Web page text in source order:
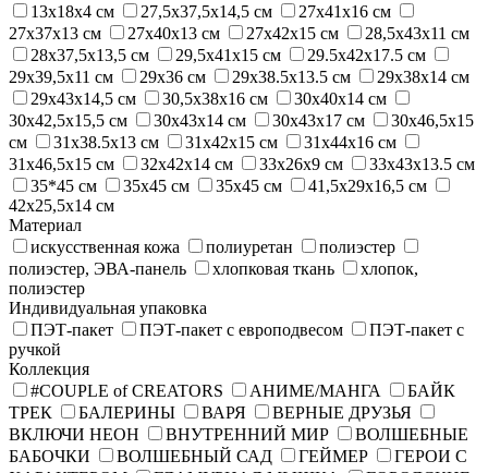
13х18х4 см
27,5x37,5x14,5 см
27x41x16 см
27х37х13 см
27х40х13 см 27х42х15 см
28,5х43х11 см
28х37,5х13,5 см
29,5х41х15 см
29.5x42x17.5 см
29x39,5x11 см
29х36 см 29х38.5х13.5 см
29х38х14 см
29х43х14,5 см
30,5x38x16 см
30х40х14 см
30х42,5х15,5 см
30х43х14 см 30х43х17 см
30х46,5х15
см
31х38.5х13 см 31х42х15 см
31х44х16 см
31х46,5х15 см
32x42x14 см 33х26х9 см
33х43х13.5 см
35*45 см
35x45 см 35х45 см
41,5х29х16,5 см
42х25,5х14 см
Материал
искусственная кожа
полиуретан
полиэстер
полиэстер, ЭВА-панель
хлопковая ткань
хлопок,
полиэстер
Индивидуальная упаковка
ПЭТ-пакет
ПЭТ-пакет с европодвесом
ПЭТ-пакет с
ручкой
Коллекция
#COUPLE of CREATORS
АНИМЕ/МАНГА
БАЙК
ТРЕК
БАЛЕРИНЫ ВАРЯ
ВЕРНЫЕ ДРУЗЬЯ
ВКЛЮЧИ НЕОН
ВНУТРЕННИЙ МИР
ВОЛШЕБНЫЕ
БАБОЧКИ
ВОЛШЕБНЫЙ САД ГЕЙМЕР
ГЕРОИ С